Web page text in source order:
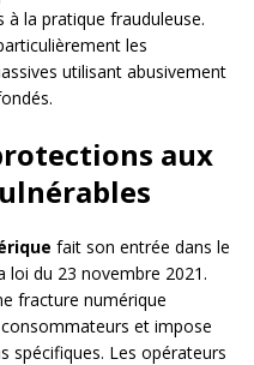
à la pratique frauduleuse.
les
utilisant abusivement
aux
fait son entrée dans le
loi du 23 novembre 2021.
fracture numérique
et impose
spécifiques. Les opérateurs